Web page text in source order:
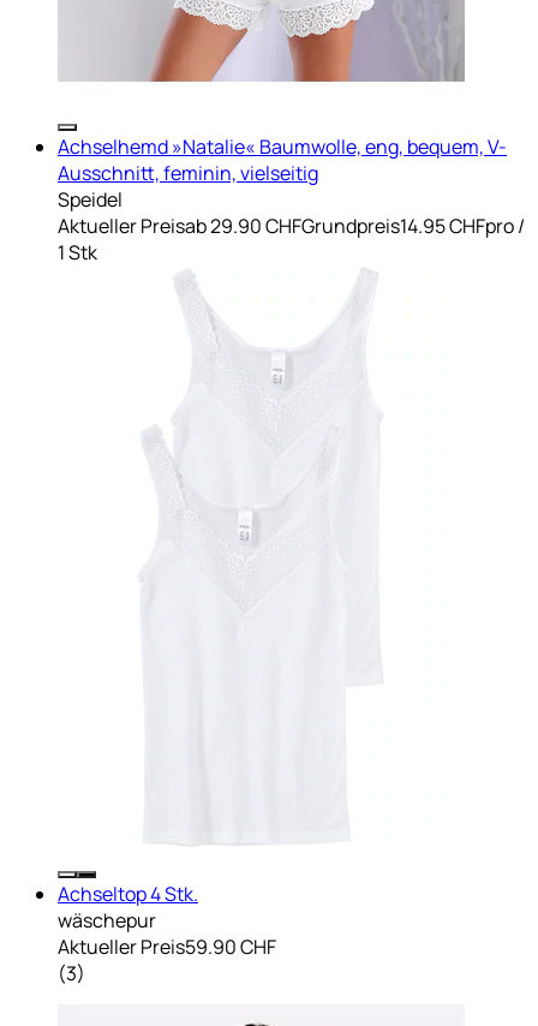
Achselhemd »Natalie« Baumwolle, eng, bequem, V-
Ausschnitt, feminin, vielseitig
Speidel
Aktueller Preisab29.90 CHFGrundpreis14.95 CHFpro/
1 Stk
Achseltop 4 Stk.
wäschepur
Aktueller Preis59.90 CHF
(3)